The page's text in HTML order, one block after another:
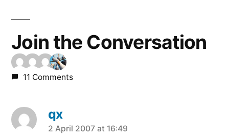
Join the Conversation
11 Comments
qx
says:
2 April 2007 at 16:49